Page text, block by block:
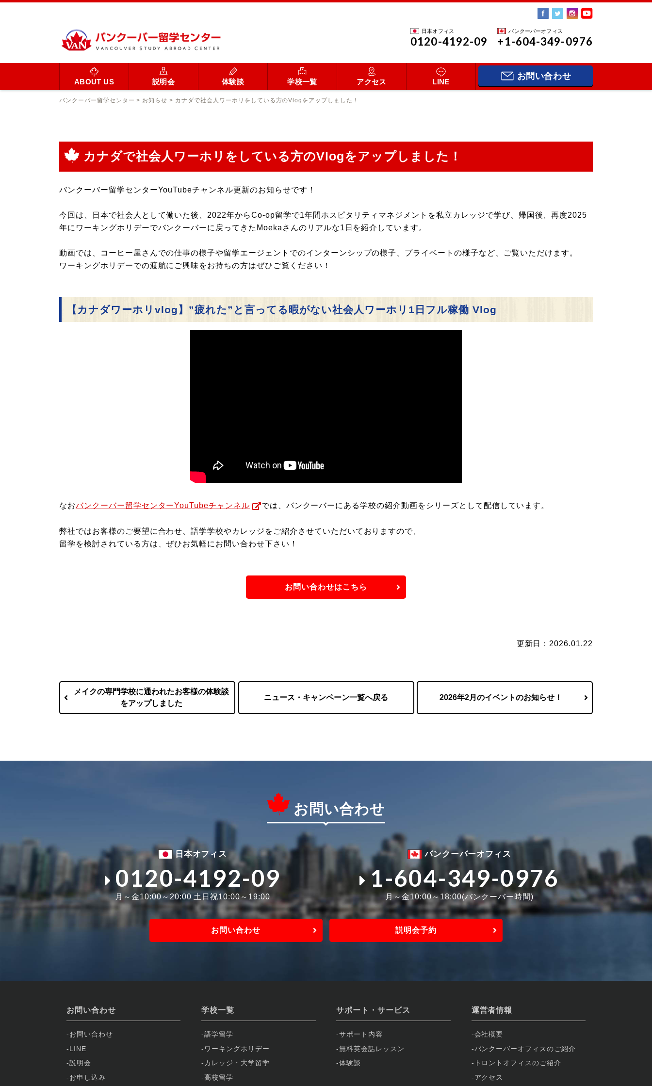
日本オフィス
0120-4192-09
バンクーバーオフィス
+1-604-349-0976
ABOUT US 説明会 体験談 学校一覧 アクセス LINE
お問い合わせ
バンクーバー留学センター > お知らせ > カナダで社会人ワーホリをしている方のVlogをアップしました！
カナダで社会人ワーホリをしている方のVlogをアップしました！
バンクーバー留学センターYouTubeチャンネル更新のお知らせです！
今回は、日本で社会人として働いた後、2022年からCo-op留学で1年間ホスピタリティマネジメントを私立カレッジで学び、帰国後、再度2025
年にワーキングホリデーでバンクーバーに戻ってきたMoekaさんのリアルな1日を紹介しています。
動画では、コーヒー屋さんでの仕事の様子や留学エージェントでのインターンシップの様子、プライベートの様子など、ご覧いただけます。
ワーキングホリデーでの渡航にご興味をお持ちの方はぜひご覧ください！
【カナダワーホリvlog】”疲れた”と言ってる暇がない社会人ワーホリ1日フル稼働 Vlog
なおバンクーバー留学センターYouTubeチャンネル では、バンクーバーにある学校の紹介動画をシリーズとして配信しています。
弊社ではお客様のご要望に合わせ、語学学校やカレッジをご紹介させていただいておりますので、
留学を検討されている方は、ぜひお気軽にお問い合わせ下さい！
お問い合わせはこちら
更新日：2026.01.22
メイクの専門学校に通われたお客様の体験談
をアップしました
ニュース・キャンペーン一覧へ戻る 2026年2月のイベントのお知らせ！
お問い合わせ
日本オフィス
0120-4192-09
月～金10:00～20:00 土日祝10:00～19:00
バンクーバーオフィス
1-604-349-0976
月～金10:00～18:00(バンクーバー時間)
お問い合わせ 説明会予約
お問い合わせ
お問い合わせ
LINE
説明会
お申し込み
学校一覧
語学留学
ワーキングホリデー
カレッジ・大学留学
高校留学
サポート・サービス
サポート内容
無料英会話レッスン
体験談
運営者情報
会社概要
バンクーバーオフィスのご紹介
トロントオフィスのご紹介
アクセス